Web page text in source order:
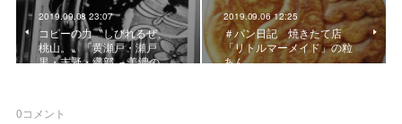
2019.09.08 23:07
コピーの力〝しびれるぜ、
桃山。〟「黄瀬戸・瀬戸
黒・志野・織部 －美濃の…
2019.09.06 12:25
＃パン日記 焼きたて店
「リトルマーメイド」の粒
あん
0コメント